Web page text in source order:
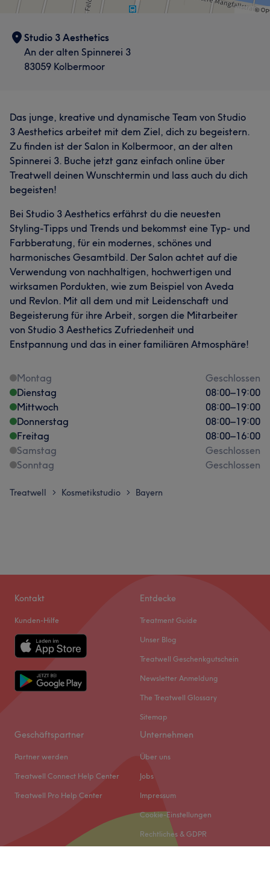
Studio 3 Aesthetics
An der alten Spinnerei 3
83059 Kolbermoor
Das junge, kreative und dynamische Team von Studio
3 Aesthetics arbeitet mit dem Ziel, dich zu begeistern.
Zu finden ist der Salon in Kolbermoor, an der alten
Spinnerei 3. Buche jetzt ganz einfach online über
Treatwell deinen Wunschtermin und lass auch du dich
begeisten!
Bei Studio 3 Aesthetics erfährst du die neuesten
Styling-Tipps und Trends und bekommst eine Typ- und
Farbberatung, für ein modernes, schönes und
harmonisches Gesamtbild. Der Salon achtet auf die
Verwendung von nachhaltigen, hochwertigen und
wirksamen Pordukten, wie zum Beispiel von Aveda
und Revlon. Mit all dem und mit Leidenschaft und
Begeisterung für ihre Arbeit, sorgen die Mitarbeiter
von Studio 3 Aesthetics Zufriedenheit und
Enstpannung und das in einer familiären Atmosphäre!
Montag
Geschlossen
Dienstag
08:00–19:00
Mittwoch
08:00–19:00
Donnerstag
08:00–19:00
Freitag
08:00–16:00
Samstag
Geschlossen
Sonntag
Geschlossen
Treatwell > Kosmetikstudio > Bayern
Kontakt
Kunden-Hilfe
Entdecke
Treatment Guide
Unser Blog
Treatwell Geschenkgutschein
Newsletter Anmeldung
The Treatwell Glossary
Sitemap
Geschäftspartner
Partner werden
Treatwell Connect Help Center
Treatwell Pro Help Center
Unternehmen
Über uns
Jobs
Impressum
Cookie-Einstellungen
Rechtliches & GDPR